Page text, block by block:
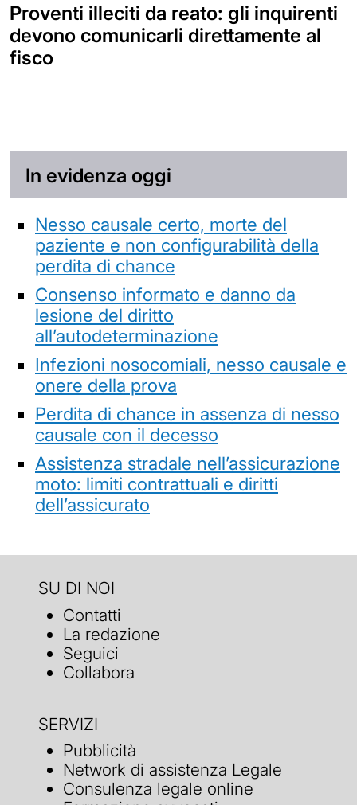
Proventi illeciti da reato: gli inquirenti
devono comunicarli direttamente al
fisco
In evidenza oggi
Nesso causale certo, morte del
paziente e non configurabilità della
perdita di chance
Consenso informato e danno da
lesione del diritto
all’autodeterminazione
Infezioni nosocomiali, nesso causale e
onere della prova
Perdita di chance in assenza di nesso
causale con il decesso
Assistenza stradale nell’assicurazione
moto: limiti contrattuali e diritti
dell’assicurato
SU DI NOI
Contatti
La redazione
Seguici
Collabora
SERVIZI
Pubblicità
Network di assistenza Legale
Consulenza legale online